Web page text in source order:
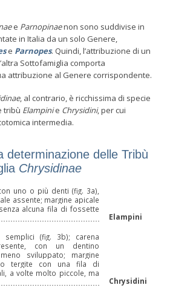
e Parnopinaenon sono suddivise in
in Italia da un solo Genere,
e Parnopes. Quindi, l’attribuzione di un
Sottofamiglia comporta
attribuzione al Genere corrispondente.
, al contrario, è ricchissima di specie
tribù Elampinie Chrysidini, per cui
intermedia.
determinazione delle Tribù
Chrysidinae
uno o più denti (fig. 3a),
assente; margine apicale
alcuna fila di fossette
Elampini
semplici (fig. 3b); carena
con un dentino
sviluppato; margine
tergite con una fila di
a volte molto piccole, ma
Chrysidini